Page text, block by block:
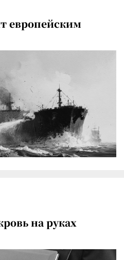
европейским
на руках